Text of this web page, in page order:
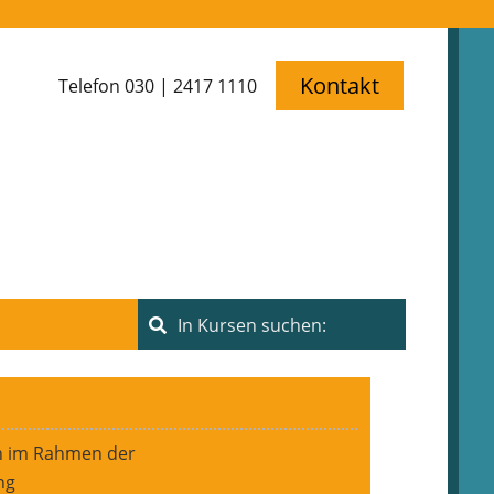
Telefon 030 | 2417 1110 Kontakt
im Rahmen der